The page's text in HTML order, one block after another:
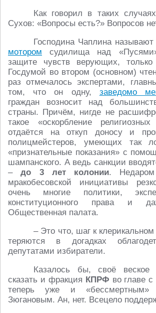
Как говорил в таких
Сухов: «Вопросы есть?» Вопросов
Господина Чаплина называют
мотором судилища над
защите чувств верующих,
Госдумой во втором (основном)
раз отмечалось экспертами,
том, что он одну, заведомо
граждан возносит над
страны. Причём, нигде не
такое «оскорбление
отдаётся на откуп доносу и
полицмейстеров, умеющих так
«признательные показания» с
шампанского. А ведь санкции
–до 3 лет колонии.
мракобесовской инициативы
очень многие политики,
конституционного права и
Общественная палата.
– Это что, шаг к клерикальном
теряются в догадках
депутатами избиратели.
Казалось бы, своё веское
сказать и фракция КПРФ во главе
теперь уже и
Зюгановым. Ан, нет. Всецело